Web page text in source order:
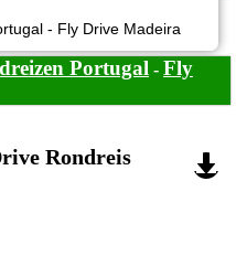
- Fly Drive Madeira
Portugal - Fly
Rondreis